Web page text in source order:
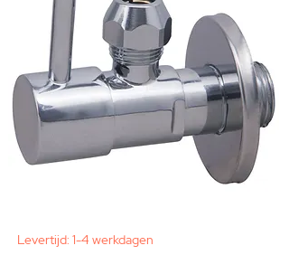
Levertijd: 1-4 werkdagen